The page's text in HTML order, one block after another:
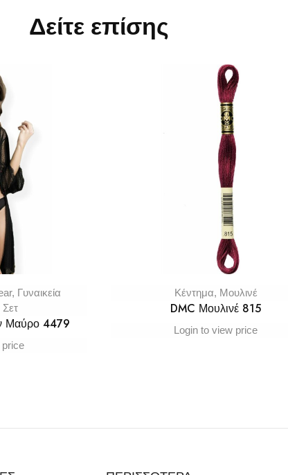
Δείτε επίσης
, Γυναικεία
Σετ
Μαύρο 4479
price
Κέντημα, Μουλινέ
DMC Μουλινέ 815
Login to view price